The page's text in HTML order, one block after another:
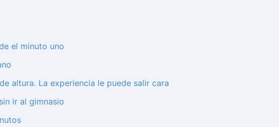
el minuto uno
altura. La experiencia le puede salir cara
ir al gimnasio